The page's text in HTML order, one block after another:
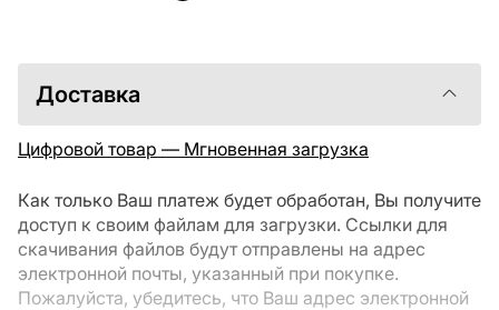
Доставка
Цифровой товар — Мгновенная загрузка
Как только Ваш платеж будет обработан, Вы получите
доступ к своим файлам для загрузки. Ссылки для
скачивания файлов будут отправлены на адрес
электронной почты, указанный при покупке.
Пожалуйста, убедитесь, что Ваш адрес электронной